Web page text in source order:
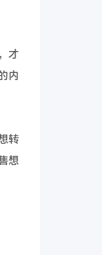
才
内
转
想